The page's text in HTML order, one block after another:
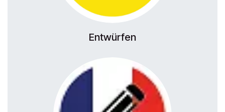
Entwürfen